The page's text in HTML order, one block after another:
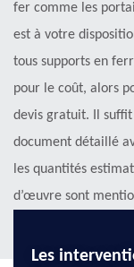
fer comme les
est à votre
tous supports en
pour le coût, alors
devis gratuit. Il
document détaillé
les quantités
d’œuvre sont
Les